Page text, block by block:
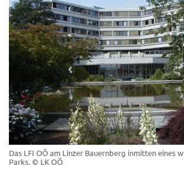
Das LFI OÖ am Linzer Bauernberg inmitten eines
Parks. © LK OÖ